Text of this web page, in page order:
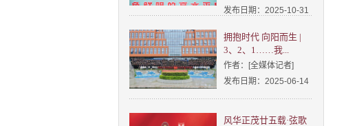
发布日期：2025-10-31
拥抱时代 向阳而生 |
3、2、1……我...
作者：[全媒体记者]
发布日期：2025-06-14
风华正茂廿五载·弦歌